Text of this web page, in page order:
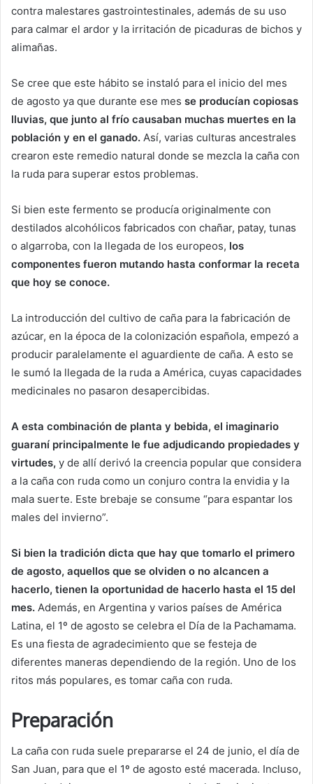
contra malestares gastrointestinales, además de su uso
para calmar el ardor y la irritación de picaduras de bichos y
alimañas.
Se cree que este hábito se instaló para el inicio del mes
de agosto ya que durante ese mes se producían copiosas
lluvias, que junto al frío causaban muchas muertes en la
población y en el ganado. Así, varias culturas ancestrales
crearon este remedio natural donde se mezcla la caña con
la ruda para superar estos problemas.
Si bien este fermento se producía originalmente con
destilados alcohólicos fabricados con chañar, patay, tunas
o algarroba, con la llegada de los europeos, los
componentes fueron mutando hasta conformar la receta
que hoy se conoce.
La introducción del cultivo de caña para la fabricación de
azúcar, en la época de la colonización española, empezó a
producir paralelamente el aguardiente de caña. A esto se
le sumó la llegada de la ruda a América, cuyas capacidades
medicinales no pasaron desapercibidas.
A esta combinación de planta y bebida, el imaginario
guaraní principalmente le fue adjudicando propiedades y
virtudes, y de allí derivó la creencia popular que considera
a la caña con ruda como un conjuro contra la envidia y la
mala suerte. Este brebaje se consume “para espantar los
males del invierno”.
Si bien la tradición dicta que hay que tomarlo el primero
de agosto, aquellos que se olviden o no alcancen a
hacerlo, tienen la oportunidad de hacerlo hasta el 15 del
mes. Además, en Argentina y varios países de América
Latina, el 1º de agosto se celebra el Día de la Pachamama.
Es una fiesta de agradecimiento que se festeja de
diferentes maneras dependiendo de la región. Uno de los
ritos más populares, es tomar caña con ruda.
Preparación
La caña con ruda suele prepararse el 24 de junio, el día de
San Juan, para que el 1º de agosto esté macerada. Incluso,